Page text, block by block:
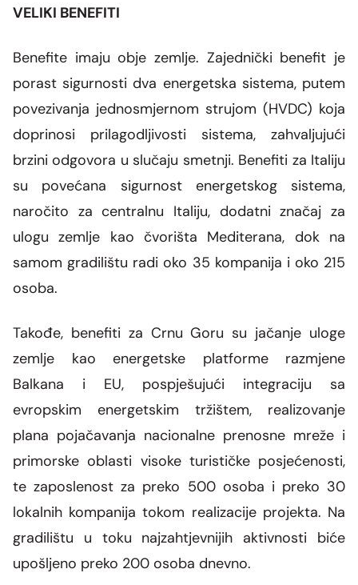
VELIKI BENEFITI
Benefite imaju obje zemlje. Zajednički benefit je
porast sigurnosti dva energetska sistema, putem
povezivanja jednosmjernom strujom (HVDC) koja
doprinosi prilagodljivosti sistema, zahvaljujući
brzini odgovora u slučaju smetnji. Benefiti za Italiju
su povećana sigurnost energetskog sistema,
naročito za centralnu Italiju, dodatni značaj za
ulogu zemlje kao čvorišta Mediterana, dok na
samom gradilištu radi oko 35 kompanija i oko 215
osoba.
Takođe, benefiti za Crnu Goru su jačanje uloge
zemlje kao energetske platforme razmjene
Balkana i EU, pospješujući integraciju sa
evropskim energetskim tržištem, realizovanje
plana pojačavanja nacionalne prenosne mreže i
primorske oblasti visoke turističke posjećenosti,
te zaposlenost za preko 500 osoba i preko 30
lokalnih kompanija tokom realizacije projekta. Na
gradilištu u toku najzahtjevnijih aktivnosti biće
upošljeno preko 200 osoba dnevno.